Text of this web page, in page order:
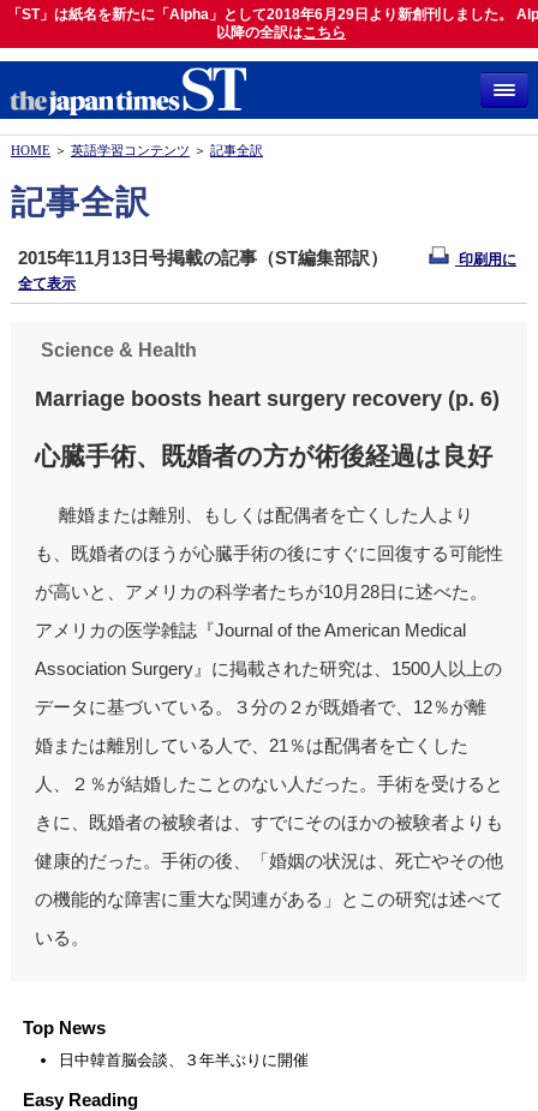
「ST」は紙名を新たに「Alpha」として2018年6月29日より新創刊しました。
以降の全訳はこちら
「ST」は紙名を新たに「Alpha」として2018年6月29日より新創刊しました。
以降の全訳はこちら
HOME＞ 英語学習コンテンツ ＞ 記事全訳
記事全訳
2015年11月13日号掲載の記事（ST編集部訳）
印刷用に
全て表示
Science & Health
Marriage boosts heart surgery recovery (p. 6)
心臓手術、既婚者の方が術後経過は良好
離婚または離別、もしくは配偶者を亡くした人より
も、既婚者のほうが心臓手術の後にすぐに回復する可能性
が高いと、アメリカの科学者たちが10月28日に述べた。
アメリカの医学雑誌『Journal of the American Medical
Association Surgery』に掲載された研究は、1500人以上の
データに基づいている。３分の２が既婚者で、12％が離
婚または離別している人で、21％は配偶者を亡くした
人、２％が結婚したことのない人だった。手術を受けると
きに、既婚者の被験者は、すでにそのほかの被験者よりも
健康的だった。手術の後、「婚姻の状況は、死亡やその他
の機能的な障害に重大な関連がある」とこの研究は述べて
いる。
Top News
日中韓首脳会談、３年半ぶりに開催
Easy Reading